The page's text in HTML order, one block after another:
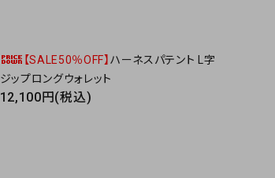
【SALE50％OFF】 ハーネスパテント L字
ジップロングウォレット
12,100円(税込)